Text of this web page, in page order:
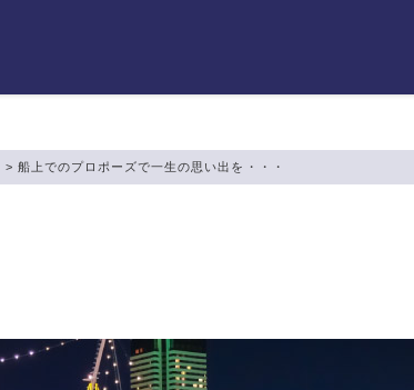
> 船上でのプロポーズで一生の思い出を・・・